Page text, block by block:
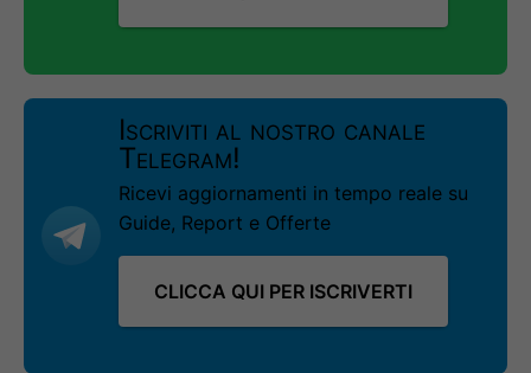
Iscriviti al nostro canale
Telegram!
Ricevi aggiornamenti in tempo reale su
Guide, Report e Offerte
CLICCA QUI PER ISCRIVERTI